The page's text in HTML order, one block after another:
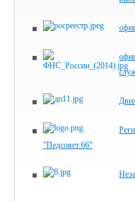
"Педсовет 66"